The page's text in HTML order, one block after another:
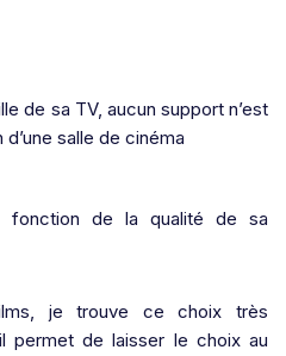
de sa TV, aucun support n’est
salle de cinéma
fonction de la qualité de sa
je trouve ce choix très
permet de laisser le choix au